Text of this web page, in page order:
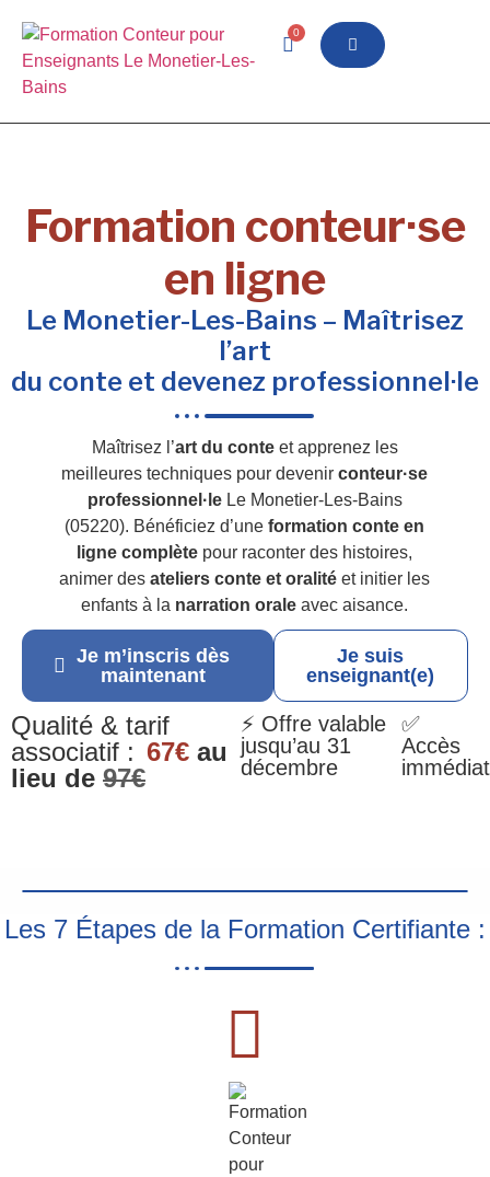
0
Formation conteur·se
en ligne
Le Monetier-Les-Bains – Maîtrisez
l’art
du conte et devenez professionnel·le
Maîtrisez l’art du conteet apprenez les
meilleures techniques pour devenirconteur·se
professionnel·leLe Monetier-Les-Bains
(05220). Bénéficiez d’uneformation conte en
ligne complète pour raconter des histoires,
animer desateliers conte et oralité et initier les
enfants à la narration orale avec aisance.
Je m’inscris dès
maintenant
Je suis
enseignant(e)
Qualité & tarif
associatif : 67€ au
lieu de 97€
⚡ Offre valable
jusqu’au 31
décembre
✅
Accès
immédiat
Les 7 Étapes de la Formation Certifiante :